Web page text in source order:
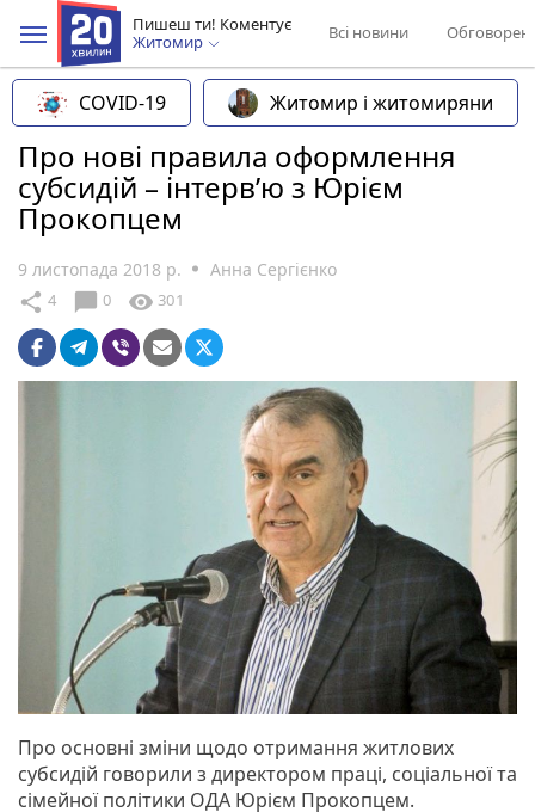
Пишеш ти! Коментує
Житомир
Всі новини
COVID-19 Житомир і житомиряни
Про нові правила оформлення
субсидій – інтерв’ю з Юрієм
Прокопцем
9 листопада 2018 р. Анна Сергієнко
share 4 chat_bubble 0 visibility 301
Про основні зміни щодо отримання житлових
субсидій говорили з директором праці, соціальної та
сімейної політики ОДА Юрієм Прокопцем.